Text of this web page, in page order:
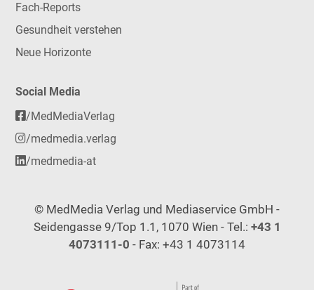
Fach-Reports
Gesundheit verstehen
Neue Horizonte
Social Media
/MedMediaVerlag
/medmedia.verlag
/medmedia-at
© MedMedia Verlag und Mediaservice GmbH -
Seidengasse 9/Top 1.1, 1070 Wien - Tel.: +43 1
4073111-0 - Fax: +43 1 4073114